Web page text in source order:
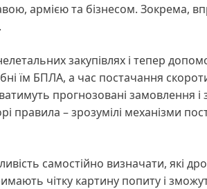
армією та бізнесом. Зокрема,
закупівлях і тепер
їм БПЛА, а час постачання
прогнозовані замовлення
правила – зрозумілі механізми
самостійно визначати, які
чітку картину попиту і